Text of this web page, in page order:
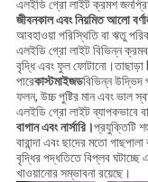
এলইডি গ্রো লাইট ক্রমশ
জীবনকাল এবং নিয়মিত আলো
আবহাওয়া পরিস্থিতি বা ঋতু
এলইডি গ্রো লাইট বিভিন্ন
বৃদ্ধি এবং ফুল ফোটানো।তাছাড়া
পারেকাস্টমাইজডবিভিন্ন
ফলন, উচ্চ পুষ্টির মান এবং ভাল
এলইডি গ্রো লাইট ব্যাপকভাবে
বাগান এবং নার্সারি।প্রযুক্তিটি
বারান্দা এবং ছাদের মতো
বৃদ্ধির পদ্ধতিতে বিপ্লব ঘটাচ্ছে
খাওয়ানোর সম্ভাবনা রয়েছে।